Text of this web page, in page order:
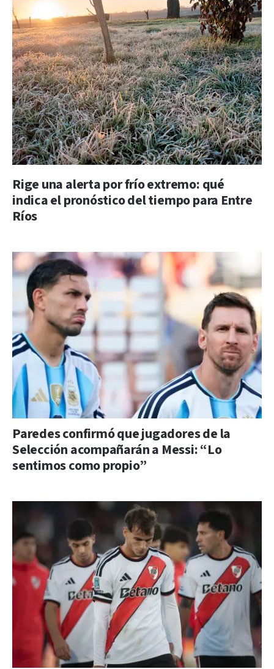
Rige una alerta por frío extremo: qué
indica el pronóstico del tiempo para Entre
Ríos
Paredes confirmó que jugadores de la
Selección acompañarán a Messi: “Lo
sentimos como propio”